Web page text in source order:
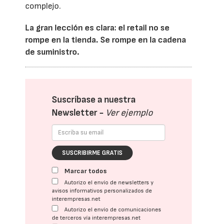
complejo.
La gran lección es clara: el retail no se
rompe en la tienda. Se rompe en la cadena
de suministro.
Suscríbase a nuestra
Newsletter - Ver ejemplo
SUSCRIBIRME GRATIS
Marcar todos
Autorizo el envío de newsletters y
avisos informativos personalizados de
interempresas.net
Autorizo el envío de comunicaciones
de terceros vía interempresas.net